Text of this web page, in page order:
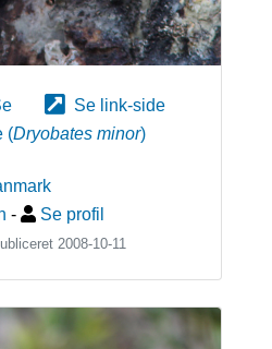
Se link-side
(Dryobates minor)
- Se profil
2008-10-11